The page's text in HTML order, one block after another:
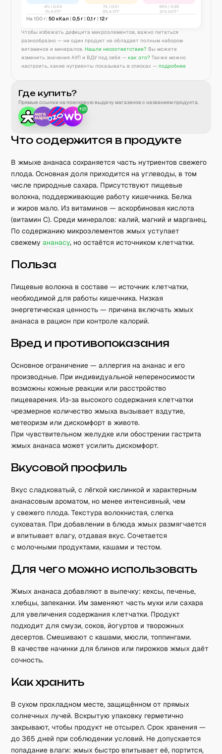
4% |0,04
1% АУП*
1% |0,01
0% АУП*
95% | 0,95
21% АУП*
На 100 г: 50кКал | 0,5г | 0,1 г | 12г
Чтобы избежать дефицита микроэлементов, важно питаться
разнообразно — ни один продукт не обладает полным набором
витаминов и минералов. Нашли несоответствие? Вы можете
изменить значения АУП и ВДУ под себя — как это? Также можно
настроить, какие нутриенты показывать в списках — подробнее
Где купить?
Прямые ссылки на поисковую выдачу магазинов с названием продукта.
+21
Что содержится в продукте
В жмыхе ананаса сохраняется часть нутриентов свежего
плода. Основная доля приходится на углеводы, в том
числе природные сахара. Присутствуют пищевые
волокна, поддерживающие работу кишечника. Белка
и жиров мало. Из витаминов — аскорбиновая кислота
(витамин C). Среди минералов: калий, магний и марганец.
По содержанию микроэлементов жмых уступает
свежемуананасу, но остаётся источником клетчатки.
Польза
Пищевые волокна в составе — источник клетчатки,
необходимой для работы кишечника. Низкая
энергетическая ценность — причина включать жмых
ананаса в рацион при контроле калорий.
Вред и противопоказания
Основное ограничение — аллергия на ананас и его
производные. При индивидуальной непереносимости
возможны кожные реакции или расстройство
пищеварения. Из-за высокого содержания клетчатки
чрезмерное количество жмыха вызывает вздутие,
метеоризм или дискомфорт в животе.
При чувствительном желудке или обострении гастрита
жмых ананаса может усилить дискомфорт.
Вкусовой профиль
Вкус сладковатый, с лёгкой кислинкой и характерным
ананасовым ароматом, но менее интенсивный, чем
у свежего плода. Текстура волокнистая, слегка
суховатая. При добавлении в блюда жмых размягчается
и впитывает влагу, отдавая вкус. Сочетается
с молочными продуктами, кашами и тестом.
Для чего можно использовать
Жмых ананаса добавляют в выпечку: кексы, печенье,
хлебцы, запеканки. Им заменяют часть муки или сахара
для увеличения содержания клетчатки. Продукт
подходит для смузи, соков, йогуртов и творожных
десертов. Смешивают с кашами, мюсли, топпингами.
В качестве начинки для блинов или пирожков жмых даёт
сочность.
Как хранить
В сухом прохладном месте, защищённом от прямых
солнечных лучей. Вскрытую упаковку герметично
закрывают, чтобы продукт не отсырел. Срок хранения —
до 365 дней при соблюдении условий. Не допускается
попадание влаги: жмых быстро впитывает её, портится,